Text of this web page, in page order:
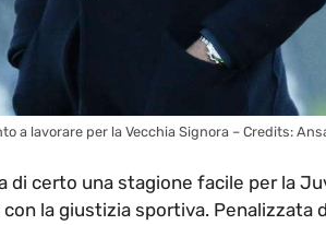
a lavorare per la Vecchia Signora – Credits:
di certo una stagione facile per la
la giustizia sportiva. Penalizzata